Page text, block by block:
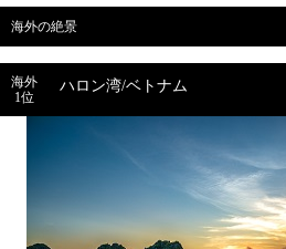
海外の絶景
海外
1位
ハロン湾/ベトナム